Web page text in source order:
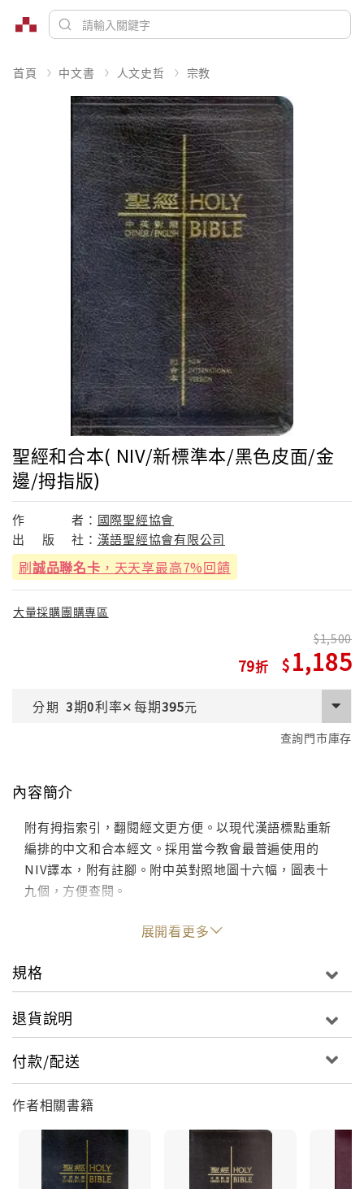
首頁 中文書 人文史哲 宗教
聖經和合本( NIV/新標準本/黑色皮面/金
邊/拇指版)
作 者： 國際聖經協會
出
版 社： 漢語聖經協會有限公司
刷誠品聯名卡 ，天天享最高7%回饋
大量採購團購專區
79
1,500
1,185
分期 3期0利率✕每期395元
查詢門市庫存
內容簡介
附有拇指索引，翻閱經文更方便。以現代漢語標點重新
編排的中文和合本經文。採用當今教會最普遍使用的
NIV譯本，附有註腳。附中英對照地圖十六幅，圖表十
九個，方便查閱。
展開看更多
規格
退貨說明
付款/配送
作者相關書籍